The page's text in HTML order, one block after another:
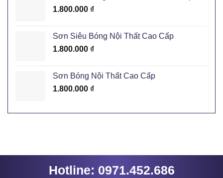
1.800.000 ₫
Sơn Siêu Bóng Nội Thất Cao Cấp
1.800.000 ₫
Sơn Bóng Nội Thất Cao Cấp
1.800.000 ₫
Hotline: 0971.452.686